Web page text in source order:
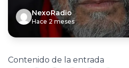
NexoRadio
Hace 2 meses
Contenido de la entrada